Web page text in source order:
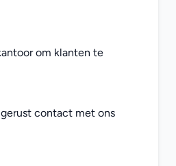
om klanten te
contact met ons